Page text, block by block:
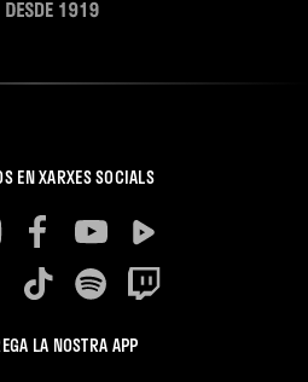
EN XARXES SOCIALS
LA NOSTRA APP